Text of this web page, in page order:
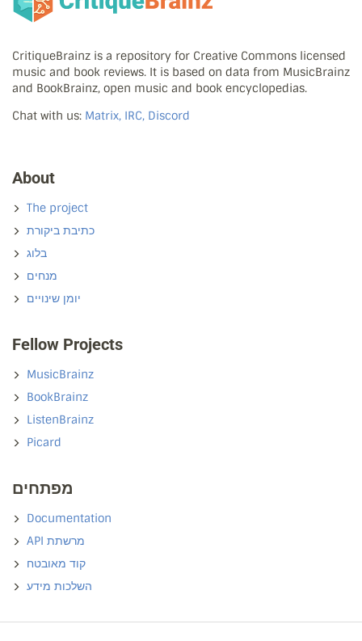
CritiqueBrainz is a repository for Creative Commons licensed
music and book reviews. It is based on data from MusicBrainz
and BookBrainz, open music and book encyclopedias.
Chat with us: Matrix, IRC, Discord
About
The project
כתיבת ביקורת
בלוג
מנחים
יומן שינויים
Fellow Projects
MusicBrainz
BookBrainz
ListenBrainz
Picard
מפתחים
Documentation
API מרשתת
קוד מאובטח
השלכות מידע